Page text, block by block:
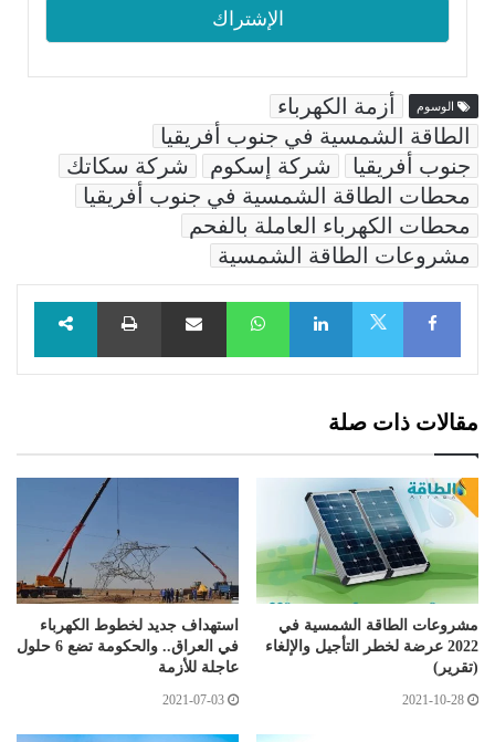
الوسوم
أزمة الكهرباء
الطاقة الشمسية في جنوب أفريقيا
جنوب أفريقيا
شركة إسكوم
شركة سكاتك
محطات الطاقة الشمسية في جنوب أفريقيا
محطات الكهرباء العاملة بالفحم
مشروعات الطاقة الشمسية
Facebook
LinkedIn
WhatsAppمشاركة عبر البريد طباعة
مقالات ذات صلة
مشروعات الطاقة الشمسية في
2022 عرضة لخطر التأجيل والإلغاء
(تقرير)
2021-10-28
استهداف جديد لخطوط الكهرباء
في العراق.. والحكومة تضع 6 حلول
عاجلة للأزمة
2021-07-03